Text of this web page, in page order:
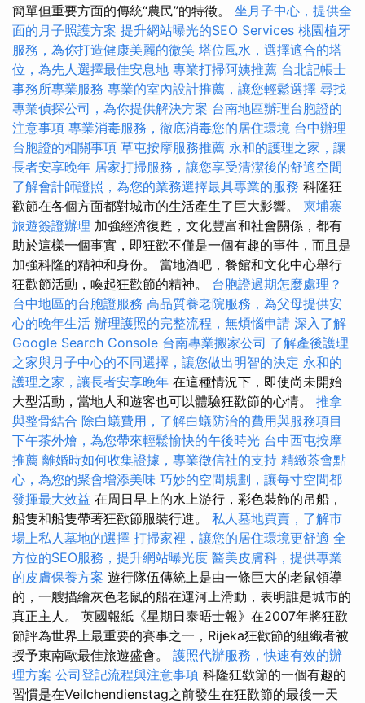
簡單但重要方面的傳統“農民”的特徵。 坐月子中心，提供全
面的月子照護方案 提升網站曝光的SEO Services 桃園植牙
服務，為你打造健康美麗的微笑 塔位風水，選擇適合的塔
位，為先人選擇最佳安息地 專業打掃阿姨推薦 台北記帳士
事務所專業服務 專業的室內設計推薦，讓您輕鬆選擇 尋找
專業偵探公司，為你提供解決方案 台南地區辦理台胞證的
注意事項 專業消毒服務，徹底消毒您的居住環境 台中辦理
台胞證的相關事項 草屯按摩服務推薦 永和的護理之家，讓
長者安享晚年 居家打掃服務，讓您享受清潔後的舒適空間
了解會計師證照，為您的業務選擇最具專業的服務 科隆狂
歡節在各個方面都對城市的生活產生了巨大影響。 柬埔寨
旅遊簽證辦理 加強經濟復甦，文化豐富和社會關係，都有
助於這樣一個事實，即狂歡不僅是一個有趣的事件，而且是
加強科隆的精神和身份。 當地酒吧，餐館和文化中心舉行
狂歡節活動，喚起狂歡節的精神。 台胞證過期怎麼處理？
台中地區的台胞證服務 高品質養老院服務，為父母提供安
心的晚年生活 辦理護照的完整流程，無煩惱申請 深入了解
Google Search Console 台南專業搬家公司 了解產後護理
之家與月子中心的不同選擇，讓您做出明智的決定 永和的
護理之家，讓長者安享晚年 在這種情況下，即使尚未開始
大型活動，當地人和遊客也可以體驗狂歡節的心情。 推拿
與整骨結合 除白蟻費用，了解白蟻防治的費用與服務項目
下午茶外燴，為您帶來輕鬆愉快的午後時光 台中西屯按摩
推薦 離婚時如何收集證據，專業徵信社的支持 精緻茶會點
心，為您的聚會增添美味 巧妙的空間規劃，讓每寸空間都
發揮最大效益 在周日早上的水上游行，彩色裝飾的吊船，
船隻和船隻帶著狂歡節服裝行進。 私人墓地買賣，了解市
場上私人墓地的選擇 打掃家裡，讓您的居住環境更舒適 全
方位的SEO服務，提升網站曝光度 醫美皮膚科，提供專業
的皮膚保養方案 遊行隊伍傳統上是由一條巨大的老鼠領導
的，一艘描繪灰色老鼠的船在運河上滑動，表明誰是城市的
真正主人。 英國報紙《星期日泰晤士報》在2007年將狂歡
節評為世界上最重要的賽事之一，Rijeka狂歡節的組織者被
授予東南歐最佳旅遊盛會。 護照代辦服務，快速有效的辦
理方案 公司登記流程與注意事項 科隆狂歡節的一個有趣的
習慣是在Veilchendienstag之前發生在狂歡節的最後一天